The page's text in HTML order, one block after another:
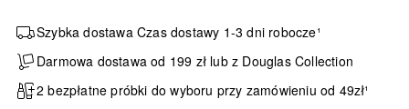
Szybka dostawa Czas dostawy 1-3 dni robocze¹
Darmowa dostawa od 199 zł lub z Douglas Collection
2 bezpłatne próbki do wyboru przy zamówieniu od 49zł¹